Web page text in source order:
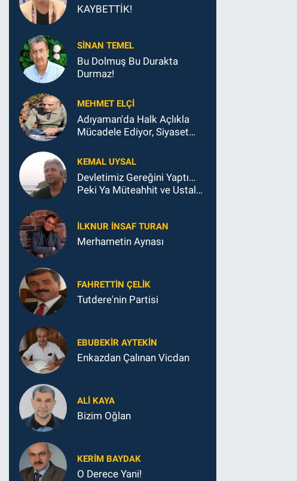
KAYBETTİK!
SINAN TEMEL
Bu Dolmuş Bu Durakta
Durmaz!
MEHMET ELÇI
Adıyaman'da Halk Açlıkla
Mücadele Ediyor, Siyaset
KEMAL UYSAL
Devletimiz Gereğini Yaptı…
Peki Ya Müteahhit ve Ustalar
İLKNUR İNSAF TURAN
Merhametin Aynası
FAHRETTIN ÇELİK
Tutdere'nin Partisi
EBUBEKIR AYTEKIN
Enkazdan Çalınan Vicdan
ALI KAYA
Bizim Oğlan
KERIM BAYDAK
O Derece Yani!